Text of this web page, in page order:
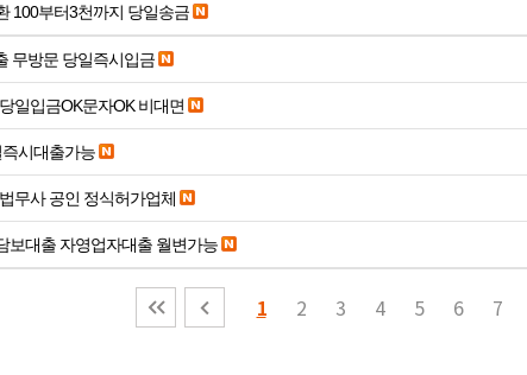
100부터3천까지 당일송금
무방문 당일즉시입금
일입금OK문자OK 비대면
시대출가능
무사 공인 정식허가업체
보대출 자영업자대출 월변가능
1 2 3 4 5 6 7